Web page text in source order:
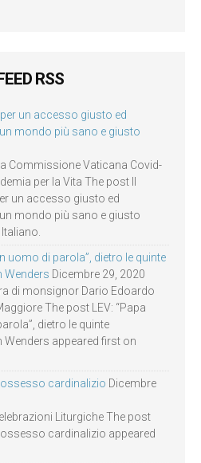
RSS
un accesso giusto ed
mondo più sano e giusto
Commissione Vaticana Covid-
per la Vita The post Il
un accesso giusto ed
mondo più sano e giusto
uomo di parola”, dietro le quinte
Wenders Dicembre 29, 2020
di monsignor Dario Edoardo
The post LEV: “Papa
dietro le quinte
Wenders appeared first on
cardinalizio Dicembre
Liturgiche The post
cardinalizio appeared